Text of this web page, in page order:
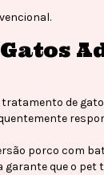
de
porco com
que o